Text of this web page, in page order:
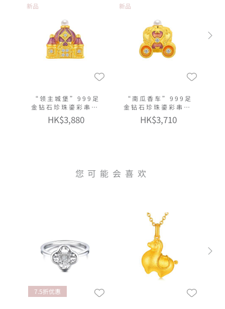
新品
“领主城堡”999足
金钻石珍珠鎏彩串饰
连手绳
HK$3,880
新品
“南瓜香车”999足
金钻石珍珠鎏彩串饰
连手绳
HK$3,710
您可能会喜欢
7.5折优惠